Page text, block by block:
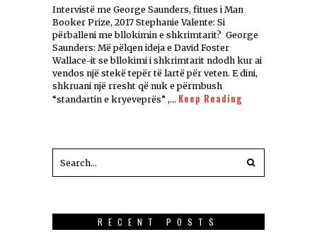
Intervistë me George Saunders, fitues i Man
Booker Prize, 2017 Stephanie Valente: Si
përballeni me bllokimin e shkrimtarit? George
Saunders: Më pëlqen ideja e David Foster
Wallace-it se bllokimi i shkrimtarit ndodh kur ai
vendos një stekë tepër të lartë për veten. E dini,
shkruani një rresht që nuk e përmbush
“standartin e kryeveprës” ,… Keep Reading
RECENT POSTS